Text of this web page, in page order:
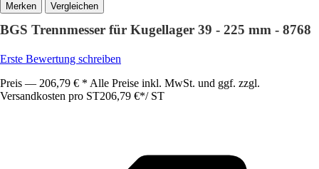
Vergleichen
BGS Trennmesser für Kugellager 39 - 225 mm - 8768
Erste Bewertung schreiben
Preis — 206,79 € * Alle Preise inkl. MwSt. und ggf. zzgl.
Versandkosten pro ST206,79 €*/ ST